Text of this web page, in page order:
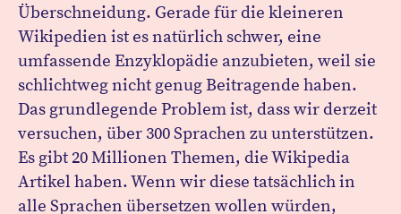
Überschneidung. Gerade für die kleineren
Wikipedien ist es natürlich schwer, eine
umfassende Enzyklopädie anzubieten, weil sie
schlichtweg nicht genug Beitragende haben.
Das grundlegende Problem ist, dass wir derzeit
versuchen, über 300 Sprachen zu unterstützen.
Es gibt 20 Millionen Themen, die Wikipedia
Artikel haben. Wenn wir diese tatsächlich in
alle Sprachen übersetzen wollen würden,